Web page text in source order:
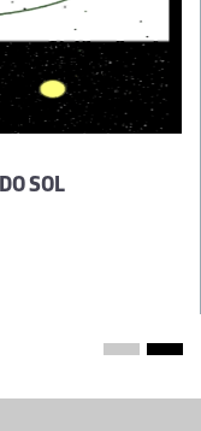
SOL